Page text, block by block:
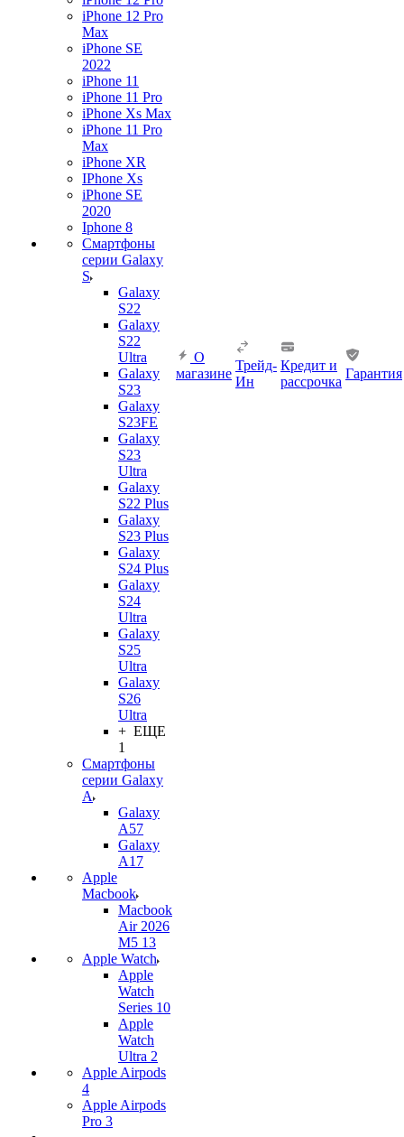
iPhone 12 Pro
Max
iPhone SE
2022
iPhone 11
iPhone 11 Pro
iPhone Xs Max
iPhone 11 Pro
Max
iPhone XR
IPhone Xs
iPhone SE
2020
Iphone 8
Смартфоны
серии Galaxy
S
Galaxy
S22
Galaxy
S22
Ultra
Galaxy
S23
Galaxy
S23FE
Galaxy
S23
Ultra
Galaxy
S22 Plus
Galaxy
S23 Plus
Galaxy
S24 Plus
Galaxy
S24
Ultra
Galaxy
S25
Ultra
Galaxy
S26
Ultra
+ ЕЩЕ
1
Смартфоны
серии Galaxy
A
Galaxy
A57
Galaxy
A17
Apple
Macbook
Macbook
Air 2026
M5 13
Apple Watch
Apple
Watch
Series 10
Apple
Watch
Ultra 2
Apple Airpods
4
Apple Airpods
Pro 3
О
магазине
Трейд-
Ин
Кредит и
рассрочка
Гарантия